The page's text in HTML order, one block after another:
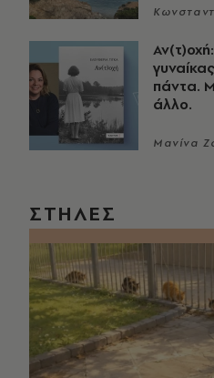
πάντα.
άλλο.
Μανίνα
ΣΤΗΛΕΣ